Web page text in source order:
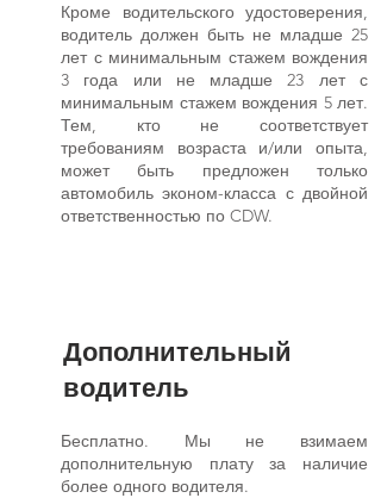
Кроме водительского удостоверения,
водитель должен быть не младше 25
лет с минимальным стажем вождения
3 года или не младше 23 лет с
минимальным стажем вождения 5 лет.
Тем, кто не соответствует
требованиям возраста и/или опыта,
может быть предложен только
автомобиль эконом-класса с двойной
ответственностью по CDW.
Дополнительный
водитель
Бесплатно. Мы не взимаем
дополнительную плату за наличие
более одного водителя.